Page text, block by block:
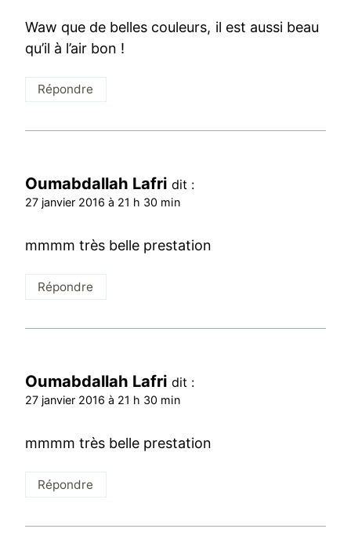
Waw que de belles couleurs, il est aussi beau
qu’il à l’air bon !
Répondre
Oumabdallah Lafri dit :
27 janvier 2016 à 21 h 30 min
mmmm très belle prestation
Répondre
Oumabdallah Lafri dit :
27 janvier 2016 à 21 h 30 min
mmmm très belle prestation
Répondre